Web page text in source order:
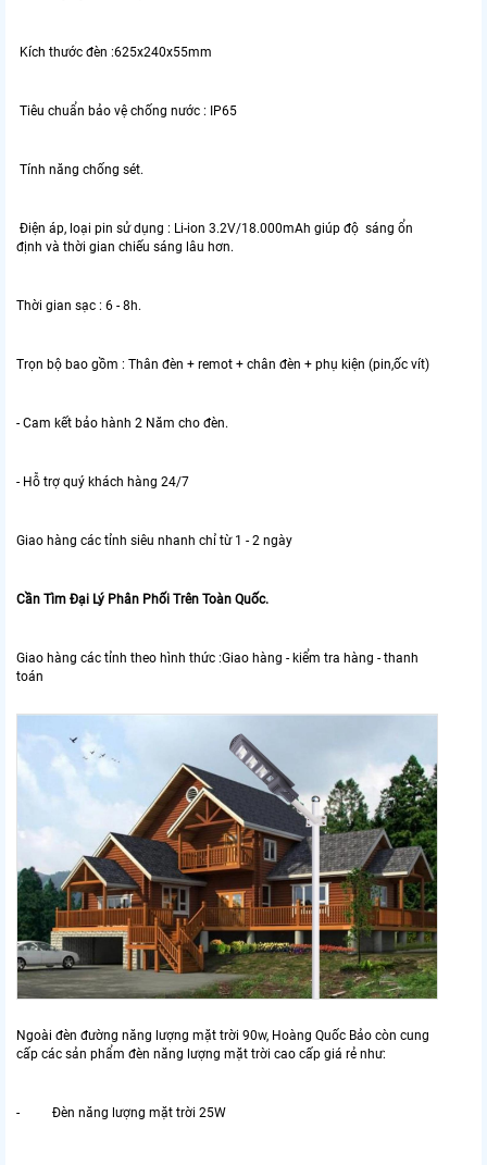
Kích thước đèn :625x240x55mm
Tiêu chuẩn bảo vệ chống nước : IP65
Tính năng chống sét.
Điện áp, loại pin sử dụng : Li-ion 3.2V/18.000mAh giúp độ sáng ổn
định và thời gian chiếu sáng lâu hơn.
Thời gian sạc : 6 - 8h.
Trọn bộ bao gồm : Thân đèn + remot + chân đèn + phụ kiện (pin,ốc vít)
- Cam kết bảo hành 2 Năm cho đèn.
- Hỗ trợ quý khách hàng 24/7
Giao hàng các tỉnh siêu nhanh chỉ từ 1 - 2 ngày
Cần Tìm Đại Lý Phân Phối Trên Toàn Quốc.
Giao hàng các tỉnh theo hình thức :Giao hàng - kiểm tra hàng - thanh
toán
Ngoài đèn đường năng lượng mặt trời 90w, Hoàng Quốc Bảo còn cung
cấp các sản phẩm đèn năng lượng mặt trời cao cấp giá rẻ như:
- Đèn năng lượng mặt trời 25W